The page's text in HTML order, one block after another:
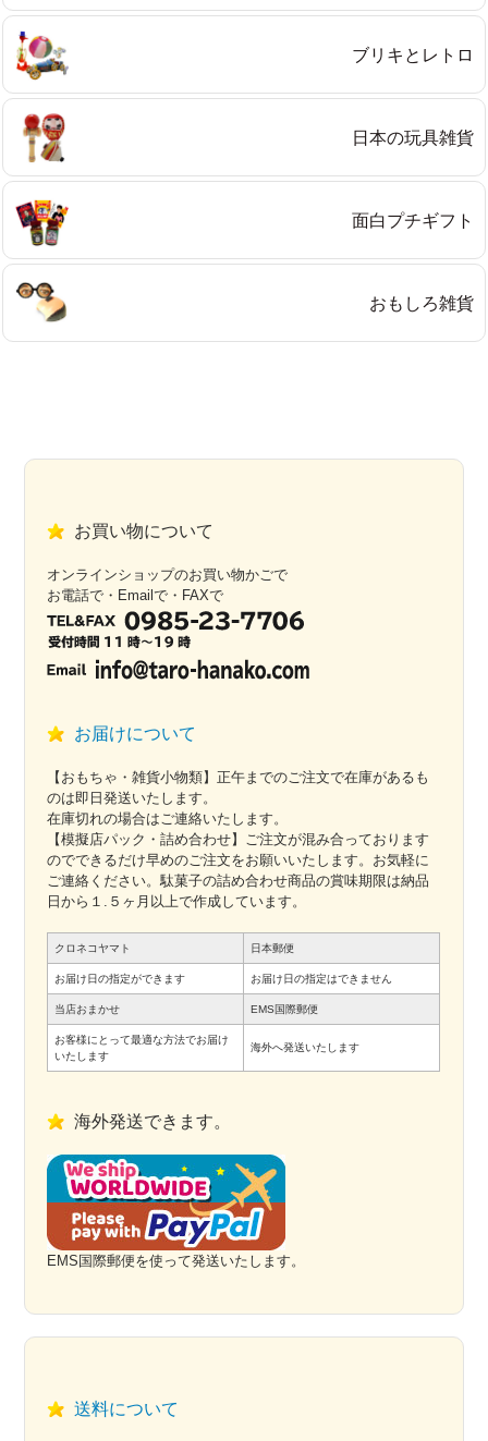
ブリキとレトロ
日本の玩具雑貨
面白プチギフト
おもしろ雑貨
お買い物について
オンラインショップのお買い物かごで
お電話で・Emailで・FAXで
お届けについて
【おもちゃ・雑貨小物類】正午までのご注文で在庫があるも
のは即日発送いたします。
在庫切れの場合はご連絡いたします。
【模擬店パック・詰め合わせ】ご注文が混み合っております
のでできるだけ早めのご注文をお願いいたします。お気軽に
ご連絡ください。駄菓子の詰め合わせ商品の賞味期限は納品
日から１.５ヶ月以上で作成しています。
クロネコヤマト 日本郵便
お届け日の指定ができます お届け日の指定はできません
当店おまかせ EMS国際郵便
お客様にとって最適な方法でお届け
いたします
海外へ発送いたします
海外発送できます。
EMS国際郵便を使って発送いたします。
送料について